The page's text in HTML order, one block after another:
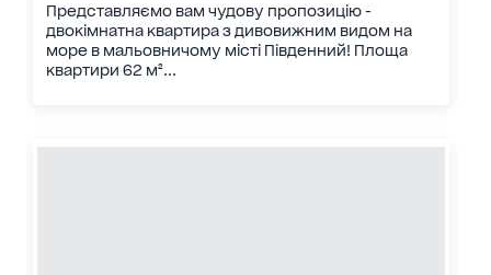
Представляємо вам чудову пропозицію -
двокімнатна квартира з дивовижним видом на
море в мальовничому місті Південний! Площа
квартири 62 м²...